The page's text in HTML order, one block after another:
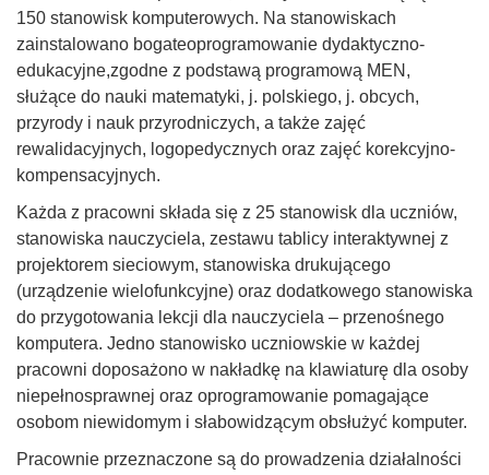
150 stanowisk komputerowych. Na stanowiskach
zainstalowano bogateoprogramowanie dydaktyczno-
edukacyjne,zgodne z podstawą programową MEN,
służące do nauki matematyki, j. polskiego, j. obcych,
przyrody i nauk przyrodniczych, a także zajęć
rewalidacyjnych, logopedycznych oraz zajęć korekcyjno-
kompensacyjnych.
Każda z pracowni składa się z 25 stanowisk dla uczniów,
stanowiska nauczyciela, zestawu tablicy interaktywnej z
projektorem sieciowym, stanowiska drukującego
(urządzenie wielofunkcyjne) oraz dodatkowego stanowiska
do przygotowania lekcji dla nauczyciela – przenośnego
komputera. Jedno stanowisko uczniowskie w każdej
pracowni doposażono w nakładkę na klawiaturę dla osoby
niepełnosprawnej oraz oprogramowanie pomagające
osobom niewidomym i słabowidzącym obsłużyć komputer.
Pracownie przeznaczone są do prowadzenia działalności